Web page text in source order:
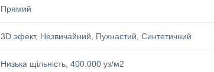
Прямий
3D эфект, Незвичайний Пухнастий ,Синтетичний
Низька щільність ,400.000 уз/м2